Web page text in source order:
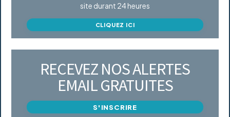
site durant 24 heures
CLIQUEZ ICI
RECEVEZ NOS ALERTES
EMAIL GRATUITES
S'INSCRIRE